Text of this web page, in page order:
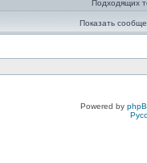
Подходящих
Показать
Powered by